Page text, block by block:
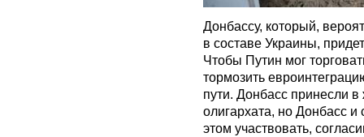
Донбассу, который,
в составе Украины,
Чтобы Путин мог
тормозить
пути. Донбасс принесли
олигархата, но Донбасс и
этом участвовать,